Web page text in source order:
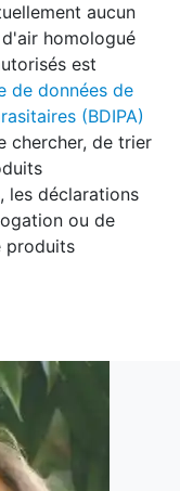
aucun
homologué
est
de données de
(BDIPA)
chercher, de trier
les déclarations
ou de
produits